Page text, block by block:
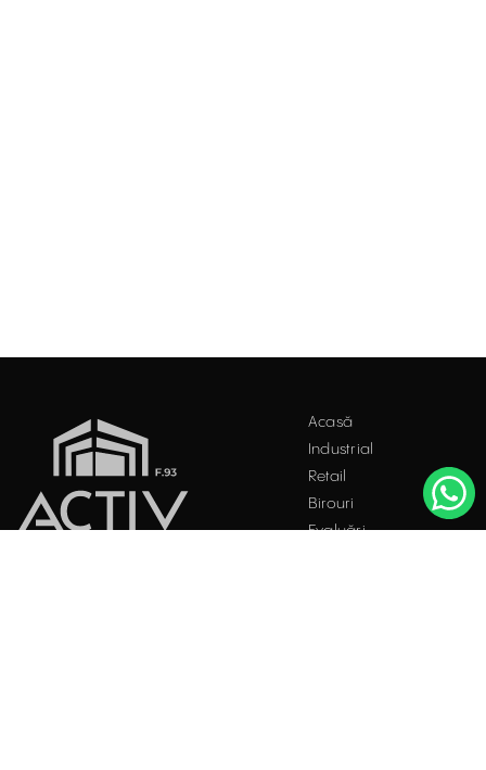
Acasă
Industrial
Retail
Birouri
Evaluări
exprimați acordul asupra folosirii acestora. Vezi